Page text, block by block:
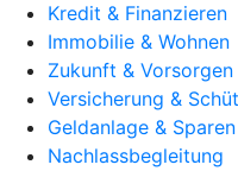
Kredit & Finanzieren
Immobilie & Wohnen
Zukunft & Vorsorgen
Versicherung &
Geldanlage & Sparen
Nachlassbegleitung